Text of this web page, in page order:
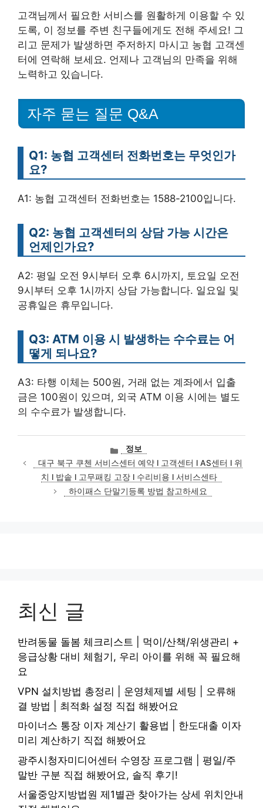
고객님께서 필요한 서비스를 원활하게 이용할 수 있
도록, 이 정보를 주변 친구들에게도 전해 주세요! 그
리고 문제가 발생하면 주저하지 마시고 농협 고객센
터에 연락해 보세요. 언제나 고객님의 만족을 위해
노력하고 있습니다.
자주 묻는 질문 Q&A
Q1: 농협 고객센터 전화번호는 무엇인가
요?
A1: 농협 고객센터 전화번호는 1588-2100입니다.
Q2: 농협 고객센터의 상담 가능 시간은
언제인가요?
A2: 평일 오전 9시부터 오후 6시까지, 토요일 오전
9시부터 오후 1시까지 상담 가능합니다. 일요일 및
공휴일은 휴무입니다.
Q3: ATM 이용 시 발생하는 수수료는 어
떻게 되나요?
A3: 타행 이체는 500원, 거래 없는 계좌에서 입출
금은 100원이 있으며, 외국 ATM 이용 시에는 별도
의 수수료가 발생합니다.
카
테
고
리
정보
대구 북구 쿠첸 서비스센터 예약 l 고객센터 l AS센터 l 위
치 l 밥솥 l 고무패킹 고장 l 수리비용 l 서비스센타
하이패스 단말기등록 방법 참고하세요
최신 글
반려동물 돌봄 체크리스트 | 먹이/산책/위생관리 +
응급상황 대비 체험기, 우리 아이를 위해 꼭 필요해
요
VPN 설치방법 총정리 | 운영체제별 세팅 | 오류해
결 방법 | 최적화 설정 직접 해봤어요
마이너스 통장 이자 계산기 활용법 | 한도대출 이자
미리 계산하기 직접 해봤어요
광주시청자미디어센터 수영장 프로그램 | 평일/주
말반 구분 직접 해봤어요, 솔직 후기!
서울중앙지방법원 제1별관 찾아가는 상세 위치안내